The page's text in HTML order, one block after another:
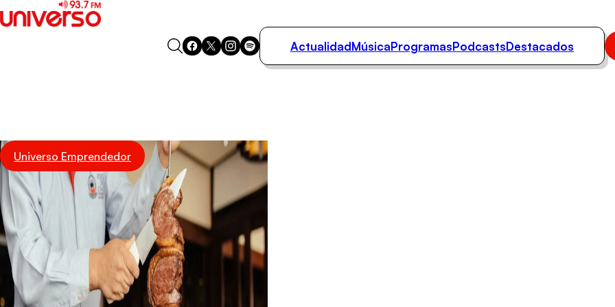
Podcasts
Destacados
ActualidadMúsicaProgramasPodcastsDestacados
Universo Emprendedor